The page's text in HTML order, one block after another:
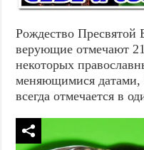
Рождество Пресвятой
верующие отмечают
некоторых
меняющимися датами,
всегда отмечается в